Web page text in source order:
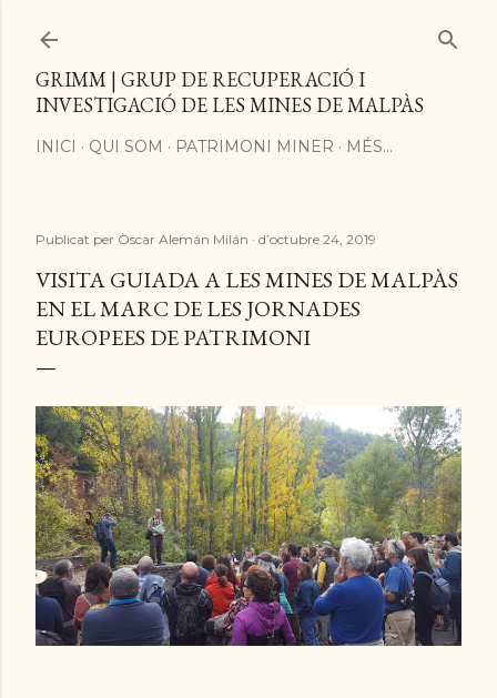
GRIMM | GRUP DE RECUPERACIÓ I
INVESTIGACIÓ DE LES MINES DE MALPÀS
INICI QUI SOM PATRIMONI MINER MÉS…
Publicat per Òscar Alemán Milán d’octubre 24, 2019
VISITA GUIADA A LES MINES DE MALPÀS
EN EL MARC DE LES JORNADES
EUROPEES DE PATRIMONI